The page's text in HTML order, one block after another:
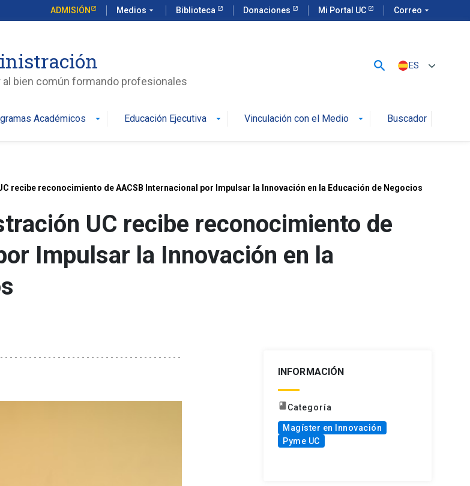
ADMISIÓN Medios arrow_drop_down Biblioteca Donaciones Mi Portal UC Correo arrow_drop_down
bien común formando profesionales
search ES
Académicos arrow_drop_down Educación Ejecutiva arrow_drop_down Vinculación con el Medio arrow_drop_down Buscador
recibe reconocimiento de AACSB Internacional por Impulsar la Innovación en la Educación de Negocios
UC recibe reconocimiento de
Impulsar la Innovación en la
INFORMACIÓN
bookCategoría
Magíster en Innovación
Pyme UC